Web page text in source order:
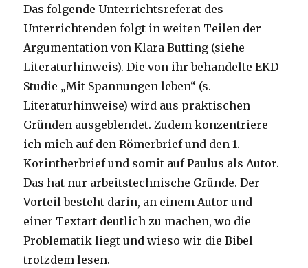
Das folgende Unterrichtsreferat des
Unterrichtenden folgt in weiten Teilen der
Argumentation von Klara Butting (siehe
Literaturhinweis). Die von ihr behandelte EKD
Studie „Mit Spannungen leben“ (s.
Literaturhinweise) wird aus praktischen
Gründen ausgeblendet. Zudem konzentriere
ich mich auf den Römerbrief und den 1.
Korintherbrief und somit auf Paulus als Autor.
Das hat nur arbeitstechnische Gründe. Der
Vorteil besteht darin, an einem Autor und
einer Textart deutlich zu machen, wo die
Problematik liegt und wieso wir die Bibel
trotzdem lesen.